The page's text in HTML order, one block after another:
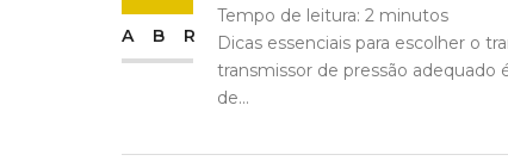
ABR
Tempo de leitura: 2 minutos
Dicas essenciais para escolher o
transmissor de pressão adequado
de...